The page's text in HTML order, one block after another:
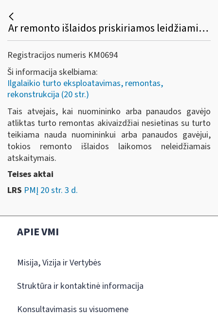
Ar remonto išlaidos priskiriamos leidžiamiems atskaitymams, kai nuomininko arba panaudos gavėjo atliktas turto remontas akivaizdžiai nesietinas su turto teikiama nauda nuomininkui arba panaudos gavėjui?
Registracijos numeris KM0694
Ši informacija skelbiama:
Ilgalaikio turto eksploatavimas, remontas,
rekonstrukcija (20 str.)
Tais atvejais, kai nuomininko arba panaudos gavėjo
atliktas turto remontas akivaizdžiai nesietinas su turto
teikiama nauda nuomininkui arba panaudos gavėjui,
tokios remonto išlaidos laikomos neleidžiamais
atskaitymais.
Teises aktai
LRS PMĮ 20 str. 3 d.
APIE VMI
Misija, Vizija ir Vertybės
Struktūra ir kontaktinė informacija
Konsultavimasis su visuomene